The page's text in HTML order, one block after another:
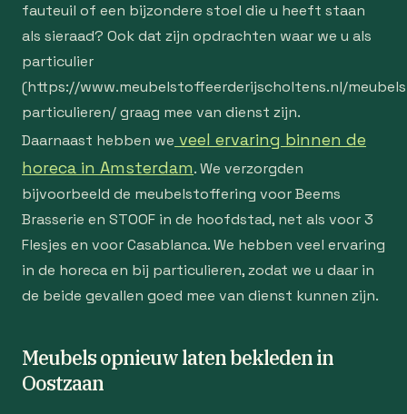
fauteuil of een bijzondere stoel die u heeft staan
als sieraad? Ook dat zijn opdrachten waar we u als
particulier
(https://www.meubelstoffeerderijscholtens.nl/
particulieren/ graag mee van dienst zijn.
Daarnaast hebben we veel ervaring binnen de
horeca in Amsterdam. We verzorgden
bijvoorbeeld de meubelstoffering voor Beems
Brasserie en STOOF in de hoofdstad, net als voor 3
Flesjes en voor Casablanca. We hebben veel ervaring
in de horeca en bij particulieren, zodat we u daar in
de beide gevallen goed mee van dienst kunnen zijn.
Meubels opnieuw laten bekleden in
Oostzaan